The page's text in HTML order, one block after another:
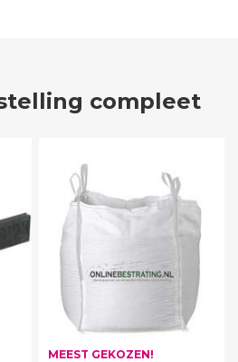
compleet
MEEST GEKOZEN!